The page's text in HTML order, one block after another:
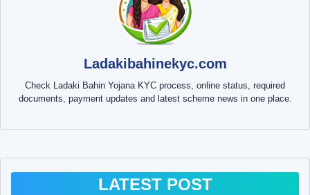
Ladakibahinekyc.com
Check Ladaki Bahin Yojana KYC process, online status, required
documents, payment updates and latest scheme news in one place.
LATEST POST